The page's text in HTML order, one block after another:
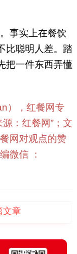
事实上在餐饮
比聪明人差。踏
把一件东西弄懂
），红餐网专
：红餐网”；文
网对观点的赞
微信 ：
文章